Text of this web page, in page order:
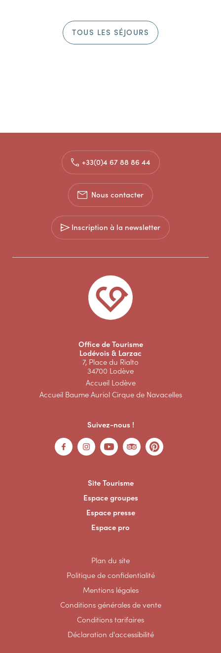
TOUS LES SÉJOURS
+33(0)4 67 88 86 44
Nous contacter
Inscription à la newsletter
Office de Tourisme
Lodévois & Larzac
7, Place du Rialto
34700 Lodève
Accueil Lodève
Accueil Baume Auriol Cirque de Navacelles
Suivez-nous !
Site Tourisme
Espace groupes
Espace presse
Espace pro
Plan du site
Politique de confidentialité
Mentions légales
Conditions générales de vente
Conditions tarifaires
Déclaration d'accessibilité